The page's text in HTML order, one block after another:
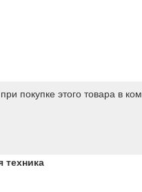
покупке этого товара в
техника